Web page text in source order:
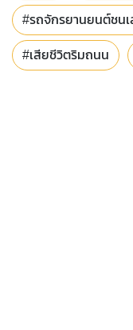
#รถจักรยานยนต์ชนเ
#เสียชีวิตริมถนน